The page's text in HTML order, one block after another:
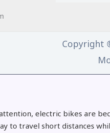
Copyright
electric bikes are
to travel short distances